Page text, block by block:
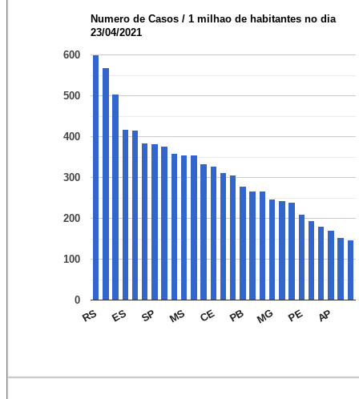
Numero de Casos / 1 milhao de habitantes no dia
23/04/2021
RS ES SP MS CE PB MG PE AP
0
100
200
300
400
500
600